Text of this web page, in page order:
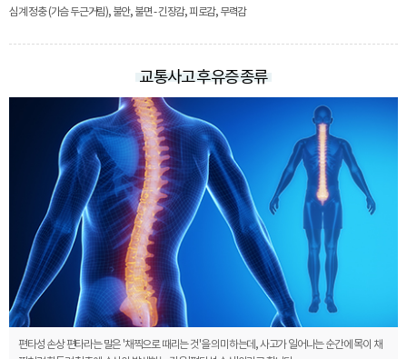
심계 정충 (가슴 두근거림), 불안, 불면 - 긴장감, 피로감, 무력감
교통사고 후유증 종류
편타성 손상 편타라는 말은 '채찍으로 때리는 것'을 의미하는데, 사고가 일어나는 순간에 목이 채